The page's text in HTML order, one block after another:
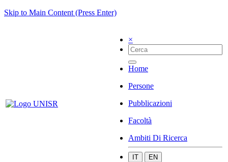
Skip to Main Content (Press Enter)
×
Home
Persone
Pubblicazioni
Facoltà
Ambiti Di Ricerca
IT EN